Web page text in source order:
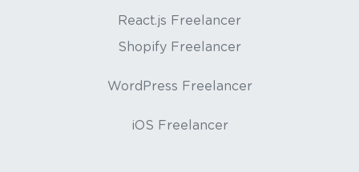
React.js Freelancer
Shopify Freelancer
WordPress Freelancer
iOS Freelancer